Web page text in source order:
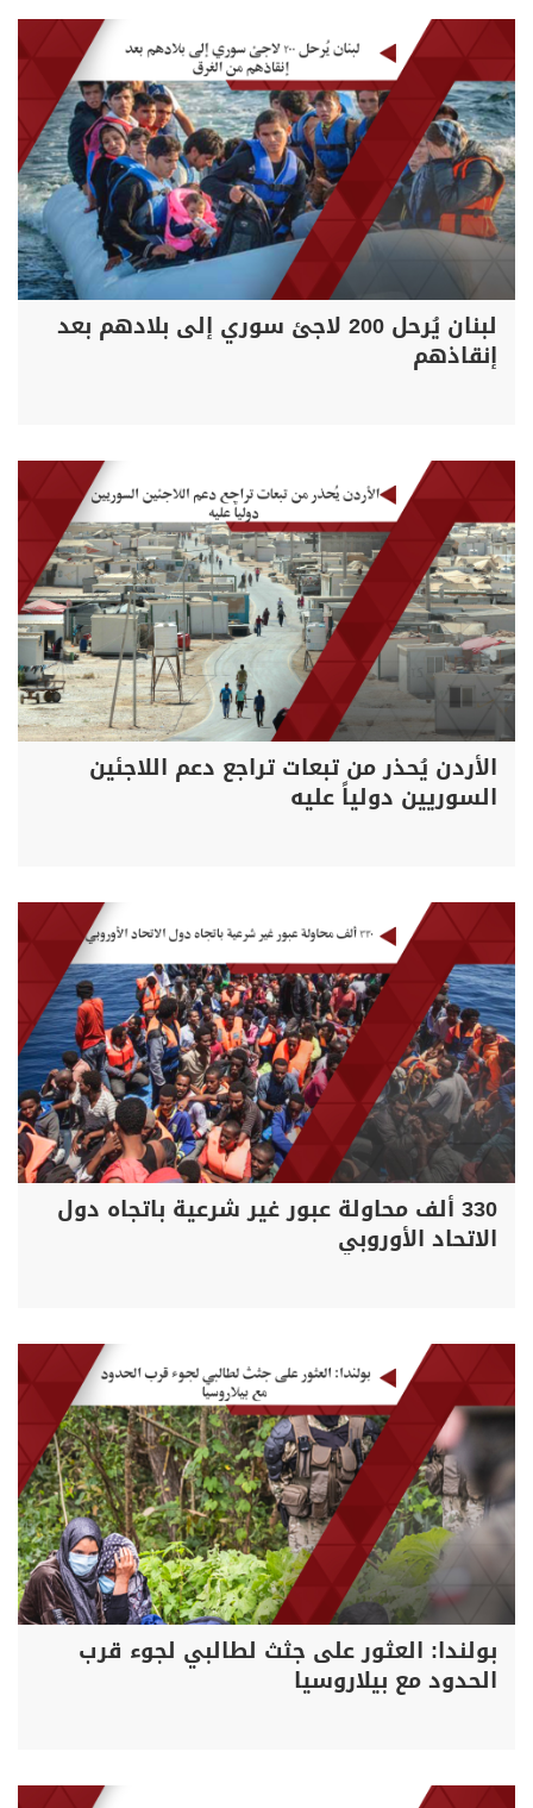
لبنان يُرحل 200 لاجئ سوري إلى بلادهم بعد
إنقاذهم
الأردن يُحذر من تبعات تراجع دعم اللاجئين
السوريين دولياً عليه
330 ألف محاولة عبور غير شرعية باتجاه دول
الاتحاد الأوروبي
بولندا: العثور على جثث لطالبي لجوء قرب
الحدود مع بيلاروسيا